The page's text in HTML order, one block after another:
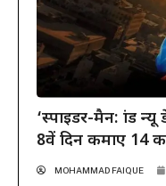
‘स्पाइडर-मैन: ब्रांड
8वें दिन कमाए 14
MOHAMMAD FAIQUE